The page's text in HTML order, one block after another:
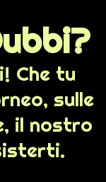
Che tu
sulle
il nostro